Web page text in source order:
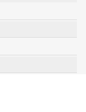
przesłanki:
z osobą,
podstawie
osobę,